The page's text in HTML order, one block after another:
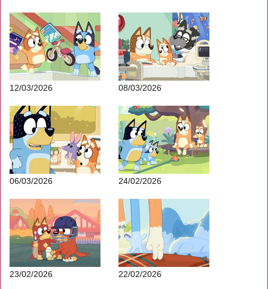
12/03/2026 08/03/2026
06/03/2026 24/02/2026
23/02/2026 22/02/2026